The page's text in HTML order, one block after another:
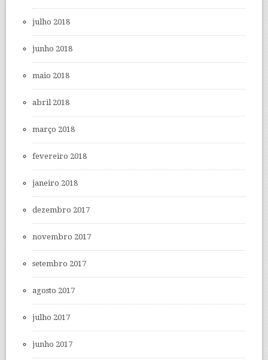
julho 2018
junho 2018
maio 2018
abril 2018
março 2018
fevereiro 2018
janeiro 2018
dezembro 2017
novembro 2017
setembro 2017
agosto 2017
julho 2017
junho 2017